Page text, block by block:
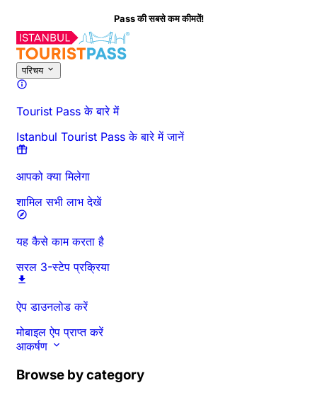
Pass की सबसे कम कीमतें!
परिचय
Tourist Pass के बारे में
Istanbul Tourist Pass के बारे में जानें
आपको क्या मिलेगा
शामिल सभी लाभ देखें
यह कैसे काम करता है
सरल 3-स्टेप प्रक्रिया
ऐप डाउनलोड करें
मोबाइल ऐप प्राप्त करें
आकर्षण
Browse by category
अवलोकन समय और अवधि विस्तृत जानकारी